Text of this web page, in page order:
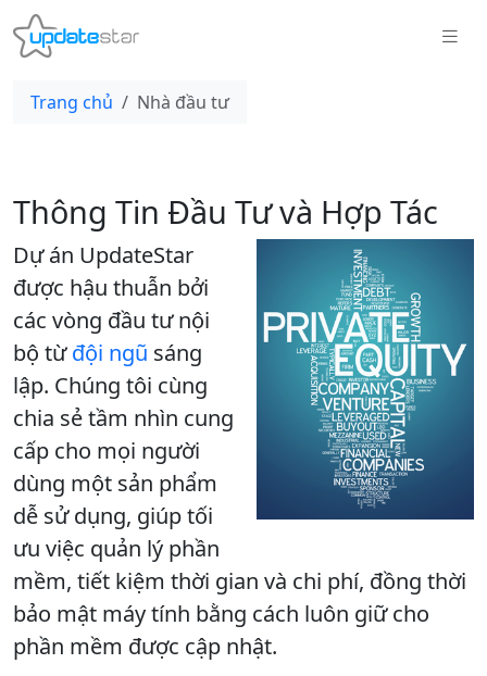
Trang chủ Nhà đầu tư
Thông Tin Đầu Tư và Hợp Tác
Dự án UpdateStar
được hậu thuẫn bởi
các vòng đầu tư nội
bộ từđội ngũ sáng
lập. Chúng tôi cùng
chia sẻ tầm nhìn cung
cấp cho mọi người
dùng một sản phẩm
dễ sử dụng, giúp tối
ưu việc quản lý phần
mềm, tiết kiệm thời gian và chi phí, đồng thời
bảo mật máy tính bằng cách luôn giữ cho
phần mềm được cập nhật.